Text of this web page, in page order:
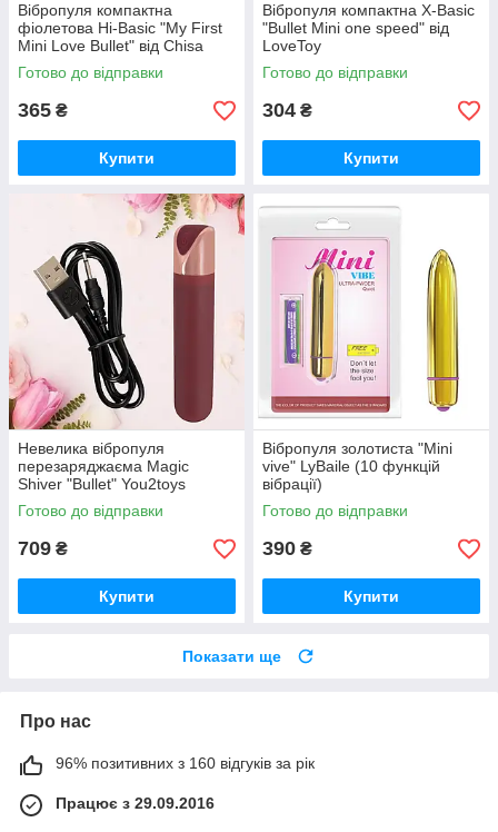
Вібропуля компактна
фіолетова Hi-Basic "My First
Mini Love Bullet" від Chisa
Готово до відправки
365 ₴
Купити
Вібропуля компактна X-Basic
"Bullet Mini one speed" від
LoveToy
Готово до відправки
304 ₴
Купити
Невелика вібропуля
перезаряджаєма Magic
Shiver "Bullet" You2toys
Готово до відправки
709 ₴
Купити
Вібропуля золотиста "Mini
vive" LyBaile (10 функцій
вібрації)
Готово до відправки
390 ₴
Купити
Показати ще
Про нас
96% позитивних з 160 відгуків за рік
Працює з 29.09.2016